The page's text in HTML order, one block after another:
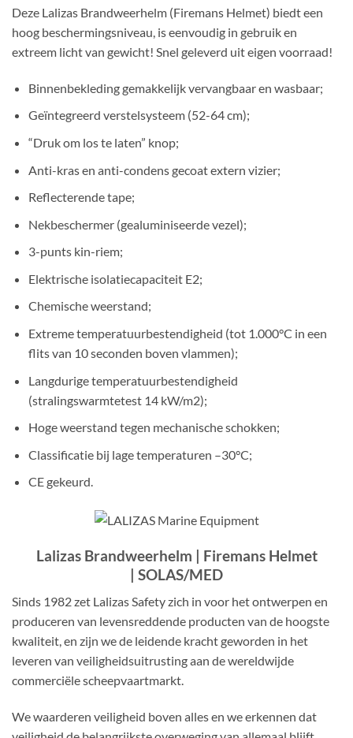
Deze Lalizas Brandweerhelm (Firemans Helmet) biedt een
hoog beschermingsniveau, is eenvoudig in gebruik en
extreem licht van gewicht! Snel geleverd uit eigen voorraad!
Binnenbekleding gemakkelijk vervangbaar en wasbaar;
Geïntegreerd verstelsysteem (52-64 cm);
“Druk om los te laten” knop;
Anti-kras en anti-condens gecoat extern vizier;
Reflecterende tape;
Nekbeschermer (gealuminiseerde vezel);
3-punts kin-riem;
Elektrische isolatiecapaciteit E2;
Chemische weerstand;
Extreme temperatuurbestendigheid (tot 1.000°C in een
flits van 10 seconden boven vlammen);
Langdurige temperatuurbestendigheid
(stralingswarmtetest 14 kW/m2);
Hoge weerstand tegen mechanische schokken;
Classificatie bij lage temperaturen –30°C;
CE gekeurd.
Lalizas Brandweerhelm | Firemans Helmet
| SOLAS/MED
Sinds 1982 zet Lalizas Safety zich in voor het ontwerpen en
produceren van levensreddende producten van de hoogste
kwaliteit, en zijn we de leidende kracht geworden in het
leveren van veiligheidsuitrusting aan de wereldwijde
commerciële scheepvaartmarkt.
We waarderen veiligheid boven alles en we erkennen dat